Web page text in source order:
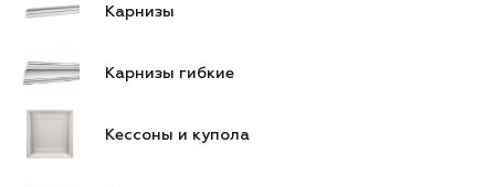
Карнизы
Карнизы гибкие
Кессоны и купола